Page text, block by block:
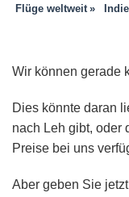
Flüge weltweit
Wir können gerade
Dies könnte daran
nach Leh gibt, oder
Preise bei uns
Aber geben Sie